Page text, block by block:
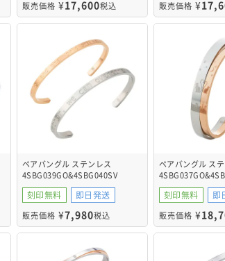
販売価格 ¥17,600税込 販売価格 ¥
ペアバングル ステンレス
4SBG039GO&4SBG040SV
刻印無料 即日発送
販売価格 ¥7,980税込
ペアバングル ステ
刻印無料 即
販売価格 ¥